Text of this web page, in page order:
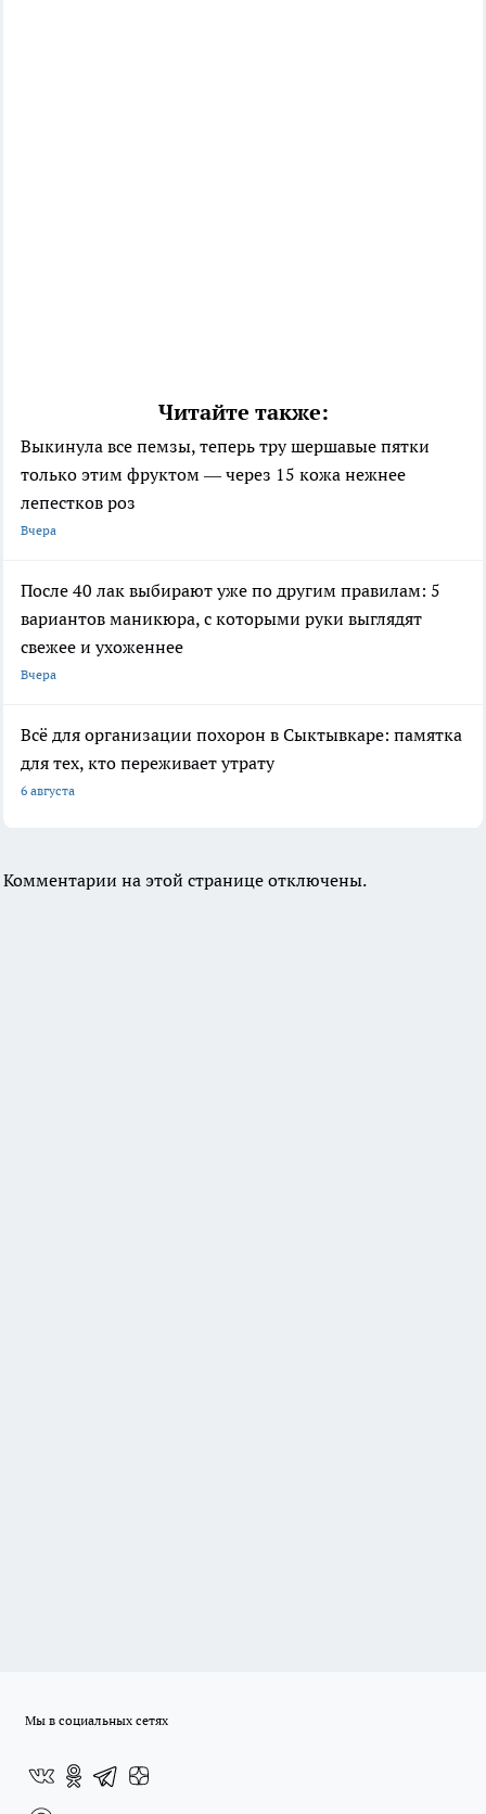
Читайте также:
Выкинула все пемзы, теперь тру шершавые пятки
только этим фруктом — через 15 кожа нежнее
лепестков роз
Вчера
После 40 лак выбирают уже по другим правилам: 5
вариантов маникюра, с которыми руки выглядят
свежее и ухоженнее
Вчера
Всё для организации похорон в Сыктывкаре: памятка
для тех, кто переживает утрату
6 августа
Комментарии на этой странице отключены.
Мы в социальных сетях